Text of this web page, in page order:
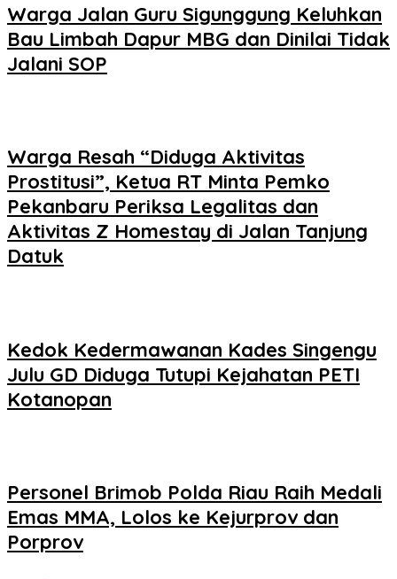
Warga Jalan Guru Sigunggung Keluhkan
Bau Limbah Dapur MBG dan Dinilai Tidak
Jalani SOP
Warga Resah “Diduga Aktivitas
Prostitusi”, Ketua RT Minta Pemko
Pekanbaru Periksa Legalitas dan
Aktivitas Z Homestay di Jalan Tanjung
Datuk
Kedok Kedermawanan Kades Singengu
Julu GD Diduga Tutupi Kejahatan PETI
Kotanopan
Personel Brimob Polda Riau Raih Medali
Emas MMA, Lolos ke Kejurprov dan
Porprov